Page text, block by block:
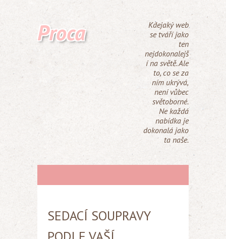
Proca
Kdejaký web
se tváří jako
ten
nejdokonalejš
í na světě. Ale
to, co se za
ním ukrývá,
není vůbec
světoborné.
Ne každá
nabídka je
dokonalá jako
ta naše.
SEDACÍ SOUPRAVY